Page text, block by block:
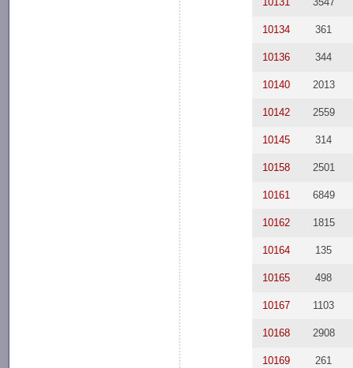
10134 361
10136 344
10140 2013
10142 2559
10145 314
10158 2501
10161 6849
10162 1815
10164 135
10165 498
10167 1103
10168 2908
10169 261